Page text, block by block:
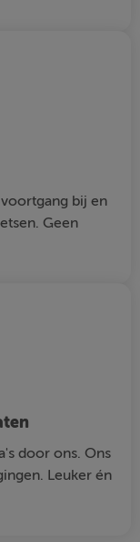
bij en
Geen
door ons. Ons
Leuker én